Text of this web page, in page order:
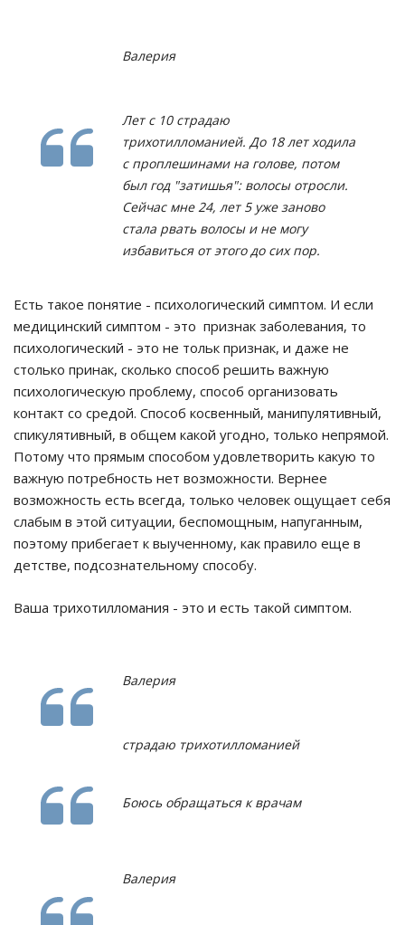
Валерия
Лет с 10 страдаю
трихотилломанией. До 18 лет ходила
с проплешинами на голове, потом
был год "затишья": волосы отросли.
Сейчас мне 24, лет 5 уже заново
стала рвать волосы и не могу
избавиться от этого до сих пор.
Есть такое понятие - психологический симптом. И если
медицинский симптом - это признак заболевания, то
психологический - это не тольк признак, и даже не
столько принак, сколько способ решить важную
психологическую проблему, способ организовать
контакт со средой. Способ косвенный, манипулятивный,
спикулятивный, в общем какой угодно, только непрямой.
Потому что прямым способом удовлетворить какую то
важную потребность нет возможности. Вернее
возможность есть всегда, только человек ощущает себя
слабым в этой ситуации, беспомощным, напуганным,
поэтому прибегает к выученному, как правило еще в
детстве, подсознательному способу.
Ваша трихотилломания - это и есть такой симптом.
Валерия
страдаю трихотилломанией
Боюсь обращаться к врачам
Валерия